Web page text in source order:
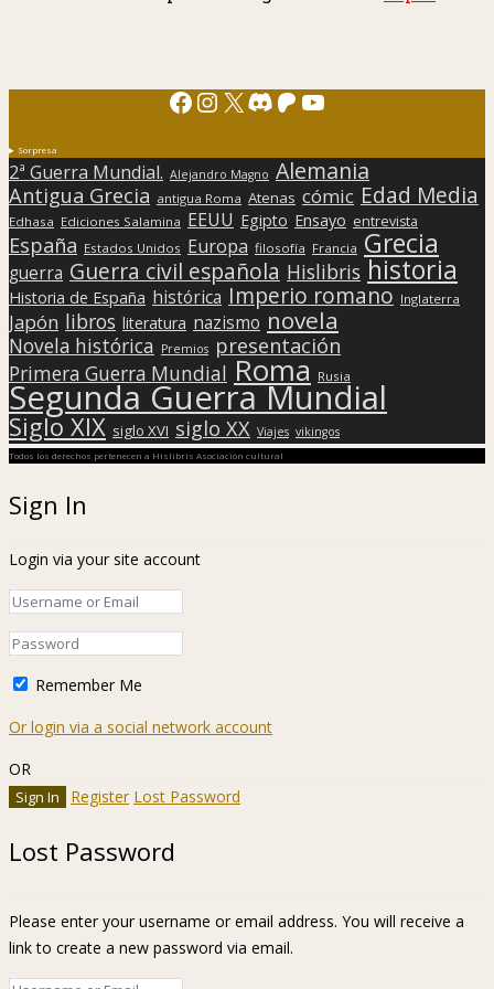
Facebook
Instagram
X Discord
Patreon
YouTube
Sorpresa
2ª Guerra Mundial. Alejandro Magno Alemania
Antigua Grecia antigua Roma Atenas cómic Edad Media
Edhasa Ediciones Salamina EEUU Egipto Ensayo entrevista
España Estados Unidos Europa filosofía Francia Grecia
guerra Guerra civil española Hislibris historia
Historia de España histórica Imperio romano Inglaterra
Japón libros literatura nazismo novela
Novela histórica Premios presentación
Primera Guerra Mundial Roma Rusia
Segunda Guerra Mundial
Siglo XIX siglo XVI siglo XX Viajes vikingos
Todos los derechos pertenecen a Hislibris Asociación cultural
Sign In
Login via your site account
Remember Me
Or login via a social network account
OR
Register Lost Password
Lost Password
Please enter your username or email address. You will receive a
link to create a new password via email.